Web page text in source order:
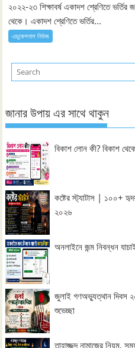
২০২২-২৩ শিক্ষাবর্ষ একাদশ শ্রেণিতে
থেকে। একাদশ শ্রেণিতে ভর্তির...
এডুকেশনাল নিউজ
জানার উপায় এর সাথে থাকুন
বিকাশ লোন কী? বিকাশ
কষ্টের স্ট্যাটাস | ১০০+
২০২৬
অনলাইনে জন্ম নিবন্ধন
জুলাই গণঅভ্যুত্থান দিবস
শুভেচ্ছা
তাহাজ্জুদ নামাজের নিয়ম,